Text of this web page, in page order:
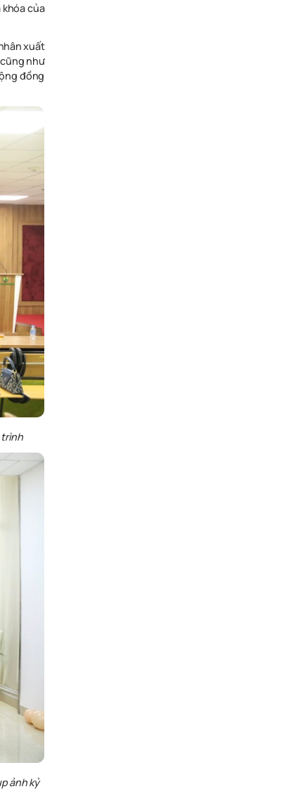
khóacủa
nxuất
cũng như
g đồng
trình
ảnhkỷ